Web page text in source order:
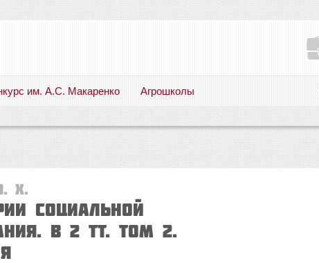
им. А.С. Макаренко Агрошколы
Х.
социальной
В 2 тт. Том 2.